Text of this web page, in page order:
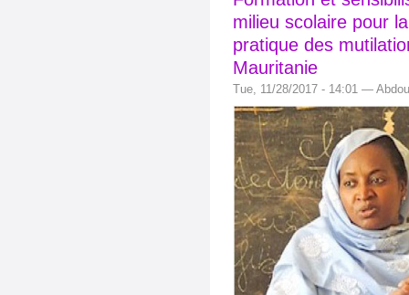
milieu scolaire pour
pratique des
Mauritanie
Tue, 11/28/2017 - 14:01 —